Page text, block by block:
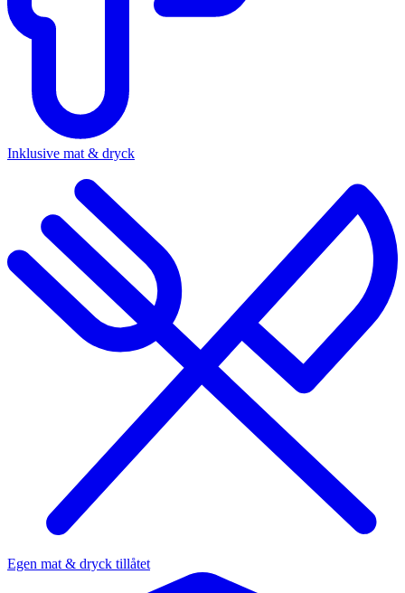
Inklusive mat & dryck
Egen mat & dryck tillåtet